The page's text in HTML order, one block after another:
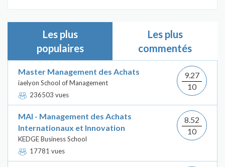
Les plus
populaires
Les plus
commentés
Master Management des Achats
iaelyon School of Management
236503 vues
9.27
10
MAI - Management des Achats
Internationaux et Innovation
KEDGE Business School
17781 vues
8.52
10